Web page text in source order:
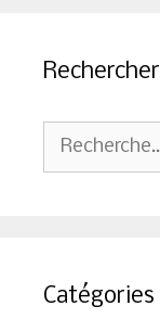
Rechercher
Rechercher :
Catégories